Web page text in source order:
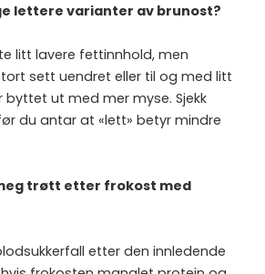
lettere varianter av brunost?
litt lavere fettinnhold, men
sett uendret eller til og med litt
byttet ut med mer myse. Sjekk
du antar at «lett» betyr mindre
trøtt etter frokost med
etter den innledende